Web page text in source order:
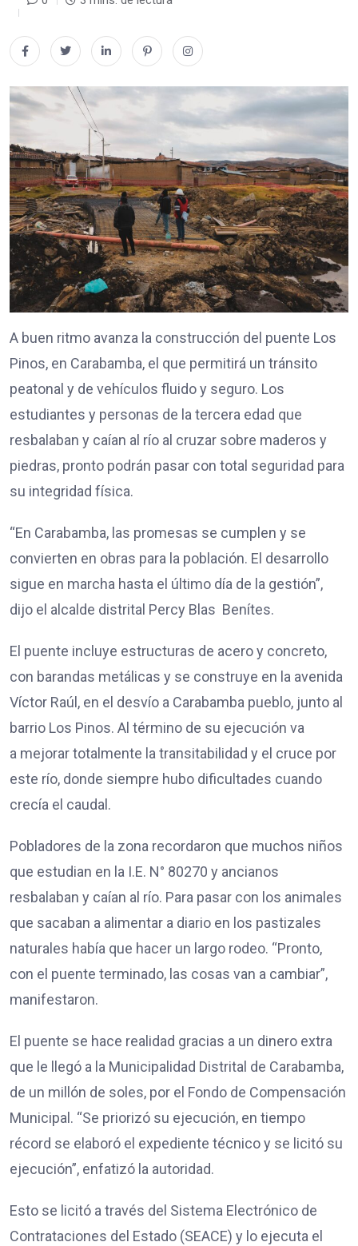
A buen ritmo avanza la construcción del puente Los
Pinos, en Carabamba, el que permitirá un tránsito
peatonal y de vehículos fluido y seguro. Los
estudiantes y personas de la tercera edad que
resbalaban y caían al río al cruzar sobre maderos y
piedras, pronto podrán pasar con total seguridad para
su integridad física.
“En Carabamba, las promesas se cumplen y se
convierten en obras para la población. El desarrollo
sigue en marcha hasta el último día de la gestión”,
dijo el alcalde distrital Percy Blas Benítes.
El puente incluye estructuras de acero y concreto,
con barandas metálicas y se construye en la avenida
Víctor Raúl, en el desvío a Carabamba pueblo, junto al
barrio Los Pinos. Al término de su ejecución va
a mejorar totalmente la transitabilidad y el cruce por
este río, donde siempre hubo dificultades cuando
crecía el caudal.
Pobladores de la zona recordaron que muchos niños
que estudian en la I.E. N° 80270 y ancianos
resbalaban y caían al río. Para pasar con los animales
que sacaban a alimentar a diario en los pastizales
naturales había que hacer un largo rodeo. “Pronto,
con el puente terminado, las cosas van a cambiar”,
manifestaron.
El puente se hace realidad gracias a un dinero extra
que le llegó a la Municipalidad Distrital de Carabamba,
de un millón de soles, por el Fondo de Compensación
Municipal. “Se priorizó su ejecución, en tiempo
récord se elaboró el expediente técnico y se licitó su
ejecución”, enfatizó la autoridad.
Esto se licitó a través del Sistema Electrónico de
Contrataciones del Estado (SEACE) y lo ejecuta el